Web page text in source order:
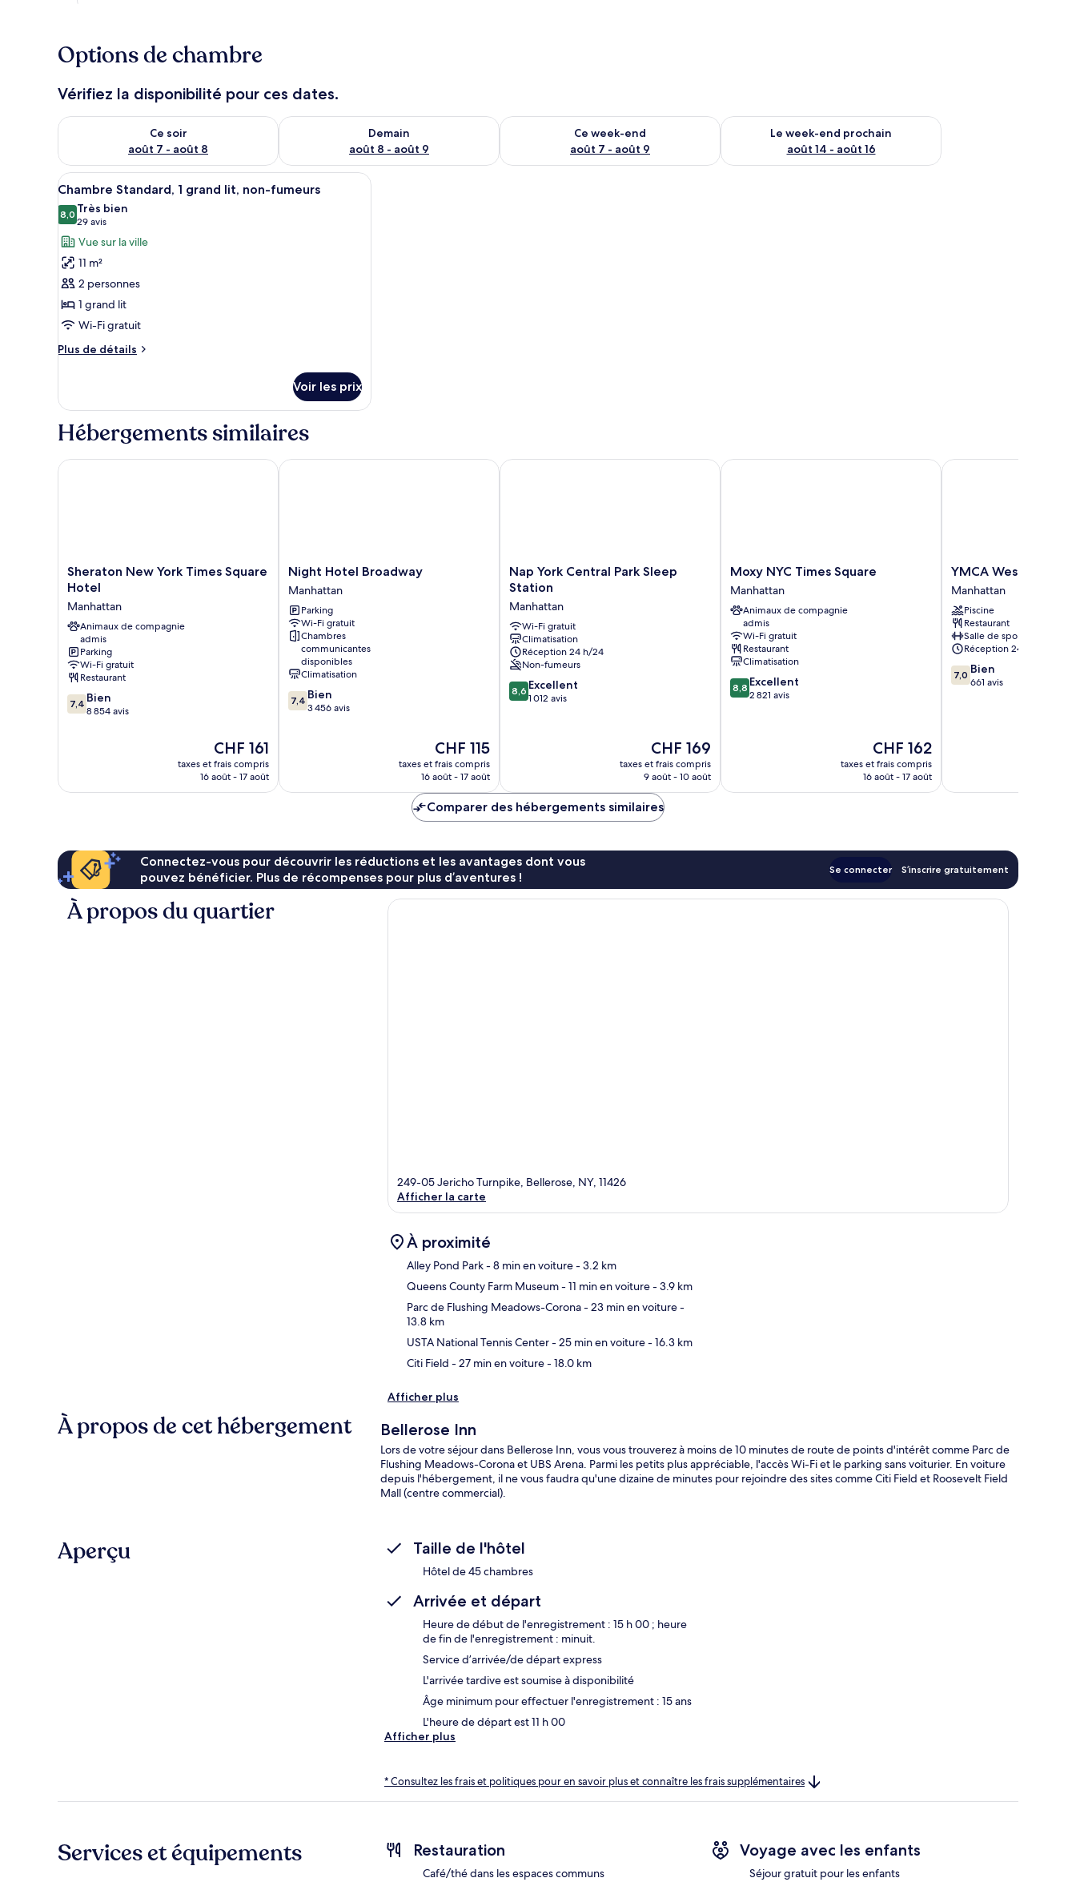
Options de chambre
Vérifiez la disponibilité pour ces dates.
Ce soir
août 7 - août 8
Vérifier la disponibilité pour ce soir août 7 - août 8
Demain
août 8 - août 9
Vérifier la disponibilité pour demain août 8 - août 9
Ce week-end
août 7 - août 9
Vérifier la disponibilité pour ce week-end août 7 - août 9
Le week-end prochain
août 14 - août 16
Vérifier la disponibilité pour le week-end prochain août 14 -
Afficher
toutes
les
photos
pour
ce
type
de
chambre :
Chambre
grand
lit,
non-
fumeurs
Chambre Standard, 1 grand lit, non-fumeur
12
Chambre Standard, 1 grand lit, non-fumeurs
8,08,0 sur 10
Très bien
29 avis
(29 avis)
Vue sur la ville
11 m²
2 personnes
1 grand lit
Wi-Fi gratuit
Plus de détails
Plus
le
type
de
Chambre
Voir les prix
Hébergements similaires
Sheraton
New
Times
Square
Hotel
Manhattan
Sheraton New York Times Square
Hotel
Manhattan
Animaux de compagnie
admis
Parking
Wi-Fi gratuit
Restaurant
7.4
sur
7,4 Bien
8 854 avis
Le
nouveau
prix
CHF 161
taxes et frais compris
16 août - 17 août
Sheraton New York Times Square Hotel
Night
Hotel
Broadway
Manhattan
Night Hotel Broadway
Manhattan
Parking
Wi-Fi gratuit
Chambres
communicantes
disponibles
Climatisation
7.4
sur
7,4 Bien
3 456 avis
Le
nouveau
prix
de
CHF 115
CHF 115
taxes et frais compris
16 août - 17 août
Night Hotel Broadway
Nap
York
Park
Sleep
Station
Manhattan
Nap York Central Park Sleep
Station
Manhattan
Wi-Fi gratuit
Climatisation
Réception 24 h/24
Non-fumeurs
8.6
sur
8,6 Excellent
1 012 avis
Le
nouveau
prix
de
CHF 169
CHF 169
taxes et frais compris
9 août - 10 août
Nap York Central Park Sleep Station
Moxy
NYC
Times
Square
Manhattan
Moxy NYC Times Square
Manhattan
Animaux de compagnie
admis
Wi-Fi gratuit
Restaurant
Climatisation
8.8
sur
8,8 Excellent
2 821 avis
Le
nouveau
prix
CHF 162
taxes et frais compris
16 août - 17 août
Moxy NYC Times Square
YMCA
West
Side
Manhattan
YMCA West Side
Manhattan
Piscine
Restaurant
Salle de sport
Réception 24 h/24
7.0
sur
7,0 Bien
661 avis
YMCA West Side
Comparer des hébergements similaires
Connectez-vous pour découvrir les réductions et les avantages dont vous
pouvez bénéficier. Plus de récompenses pour plus d’aventures !
Se connecter S’inscrire gratuitement
À propos du quartier
249-05 Jericho Turnpike, Bellerose, NY, 11426
Afficher la carte
À proximité
Alley Pond Park- 8 min en voiture- 3.2 km
Queens County Farm Museum- 11 min en voiture- 3.9 km
Parc de Flushing Meadows-Corona- 23 min en voiture-
13.8 km
USTA National Tennis Center- 25 min en voiture- 16.3 km
Citi Field - 27 min en voiture- 18.0 km
Afficher plus
À propos de cet hébergement Bellerose Inn
Lors de votre séjour dans Bellerose Inn, vous vous trouverez à moins de 10 minutes de route de points d'intérêt comme Parc de
Flushing Meadows-Corona et UBS Arena. Parmi les petits plus appréciable, l'accès Wi-Fi et le parking sans voiturier. En voiture
depuis l'hébergement, il ne vous faudra qu'une dizaine de minutes pour rejoindre des sites comme Citi Field et Roosevelt Field
Mall (centre commercial).
Aperçu Taille de l'hôtel
Hôtel de 45 chambres
Arrivée et départ
Heure de début de l'enregistrement : 15 h 00 ; heure
de fin de l'enregistrement : minuit.
Service d’arrivée/de départ express
L'arrivée tardive est soumise à disponibilité
Âge minimum pour effectuer l'enregistrement : 15 ans
L'heure de départ est 11 h 00
Afficher plus
* Consultez les frais et politiques pour en savoir plus et connaître les frais supplémentaires
Services et équipements Restauration
Café/thé dans les espaces communs
Voyage avec les enfants
Séjour gratuit pour les enfants